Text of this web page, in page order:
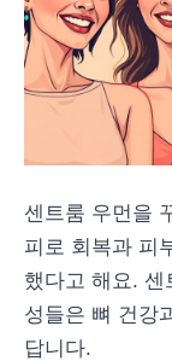
센트룸 우먼을
피로 회복과 피
했다고 해요. 센
성들은 뼈 건강
답니다.